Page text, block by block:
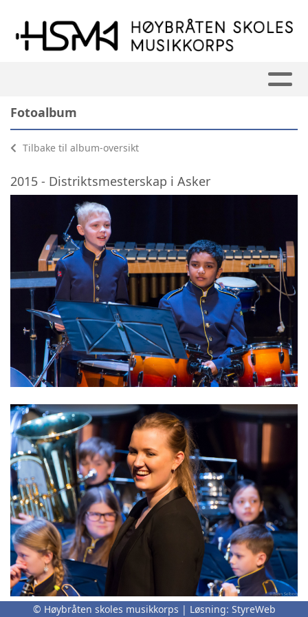
Fotoalbum
Tilbake til album-oversikt
2015 - Distriktsmesterskap i Asker
© Høybråten skoles musikkorps | Løsning: StyreWeb